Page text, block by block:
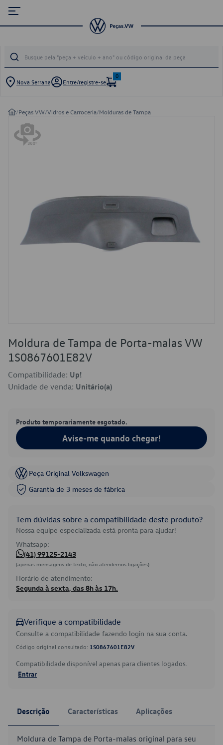
Nova Serrana Entre/registre-se
0
/Peças VW/Vidros e Carroceria/Molduras de Tampa
Moldura de Tampa de Porta-malas VW
1S0867601E82V
Compatibilidade: Up!
Unidade de venda: Unitário(a)
Produto temporariamente esgotado.
Avise-me quando chegar!
Peça Original Volkswagen
Garantia de 3 meses de fábrica
Tem dúvidas sobre a compatibilidade deste produto?
Nossa equipe especializada está pronta para ajudar!
Whatsapp:
(41) 99125-2143
(apenas mensagens de texto, não atendemos ligações)
Horário de atendimento:
Segunda à sexta, das 8h às 17h.
Verifique a compatibilidade
Consulte a compatibilidade fazendo login na sua conta.
Código original consultado: 1S0867601E82V
Compatibilidade disponível apenas para clientes logados.
Entrar
Descrição Características Aplicações
Moldura de Tampa de Porta-malas original para seu